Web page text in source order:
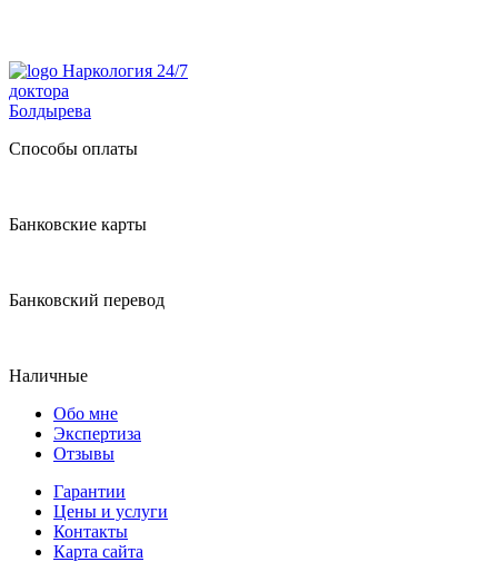
Наркология 24/7
доктора
Болдырева
Способы оплаты
Банковские карты
Банковский перевод
Наличные
Обо мне
Экспертиза
Отзывы
Гарантии
Цены и услуги
Контакты
Карта сайта